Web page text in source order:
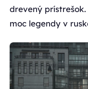
drevený
moc legendy v